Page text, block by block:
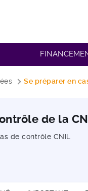
Se préparer en
de la
de contrôle CNIL